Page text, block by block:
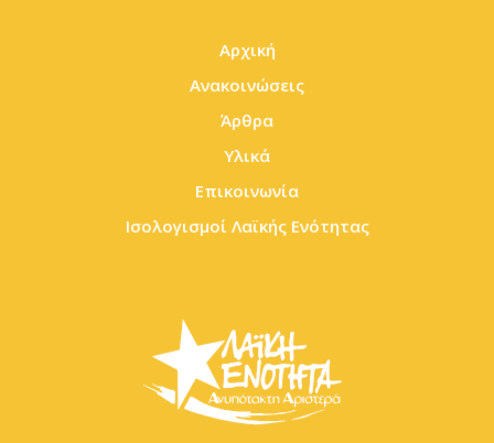
Αρχική
Ανακοινώσεις
Άρθρα
Υλικά
Επικοινωνία
Ισολογισμοί Λαϊκής Ενότητας